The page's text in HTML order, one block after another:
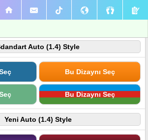
Auto (1.4) Style
Bu Dizaynı Seç
Bu Dizaynı Seç
Yeni Auto (1.4) Style